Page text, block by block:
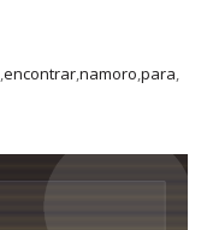
,encontrar,namoro,para,